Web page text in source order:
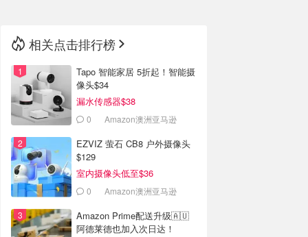
相关点击排行榜
Tapo 智能家居 5折起！智能摄
像头$34
漏水传感器$38
0 Amazon澳洲亚马逊
EZVIZ 萤石 CB8 户外摄像头
$129
室内摄像头低至$36
0 Amazon澳洲亚马逊
Amazon Prime配送升级🇦🇺
阿德莱德也加入次日达！